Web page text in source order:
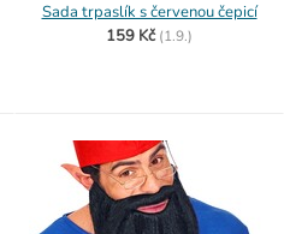
Sada trpaslík s červenou čepicí
159 Kč (1.9.)